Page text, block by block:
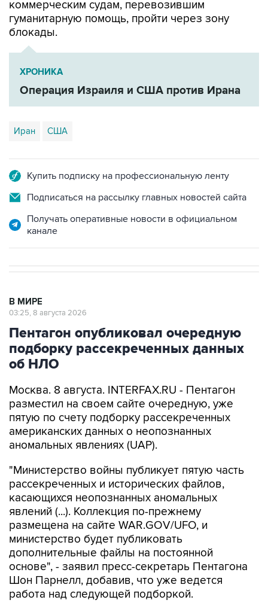
коммерческим судам, перевозившим
гуманитарную помощь, пройти через зону
блокады.
ХРОНИКА
Операция Израиля и США против Ирана
Иран США
Купить подписку на профессиональную ленту
Подписаться на рассылку главных новостей сайта
Получать оперативные новости в официальном
канале
В МИРЕ
03:25, 8 августа 2026
Пентагон опубликовал очередную
подборку рассекреченных данных
об НЛО
Москва. 8 августа. INTERFAX.RU - Пентагон
разместил на своем сайте очередную, уже
пятую по счету подборку рассекреченных
американских данных о неопознанных
аномальных явлениях (UAP).
"Министерство войны публикует пятую часть
рассекреченных и исторических файлов,
касающихся неопознанных аномальных
явлений (...). Коллекция по-прежнему
размещена на сайте WAR.GOV/UFO, и
министерство будет публиковать
дополнительные файлы на постоянной
основе", - заявил пресс-секретарь Пентагона
Шон Парнелл, добавив, что уже ведется
работа над следующей подборкой.